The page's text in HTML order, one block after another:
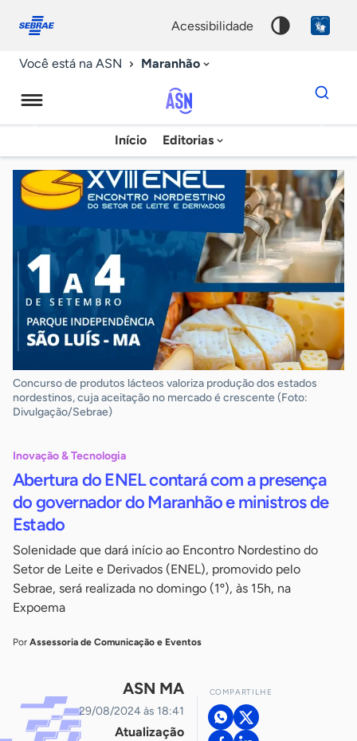
conosco
acessibilidade
Você está na ASN Maranhão
Agência
Sebrae
de
Notícias
Início Editorias
Dados
para
chave
Concurso de produtos lácteos valoriza produção dos estados
nordestinos, cuja aceitação no mercado é crescente (Foto:
Divulgação/Sebrae)
Inovação & Tecnologia
Abertura do ENEL contará com a presença
do governador do Maranhão e ministros de
Estado
Solenidade que dará início ao Encontro Nordestino do
Setor de Leite e Derivados (ENEL), promovido pelo
Sebrae, será realizada no domingo (1º), às 15h, na
Expoema
Por Assessoria de Comunicação e Eventos
ASN MA
29/08/2024 às 18:41
Atualização
COMPARTILHE